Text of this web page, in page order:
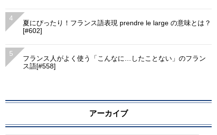
夏にぴったり！フランス語表現 prendre le large の意味とは？
[#602]
フランス人がよく使う「こんなに…したことない」のフラン
ス語[#558]
アーカイブ